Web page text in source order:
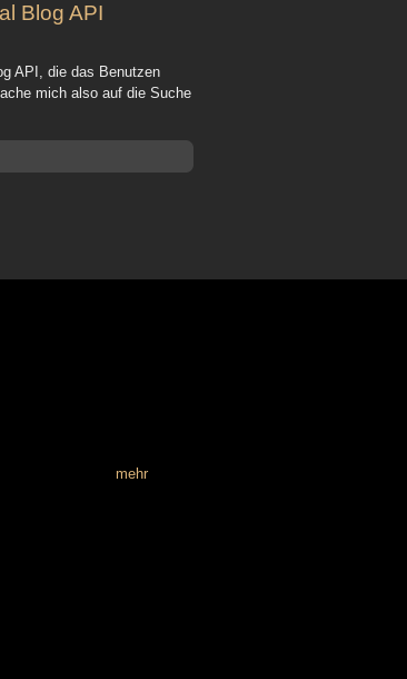
Blog API
API, die das Benutzen
mich also auf die Suche
mehr